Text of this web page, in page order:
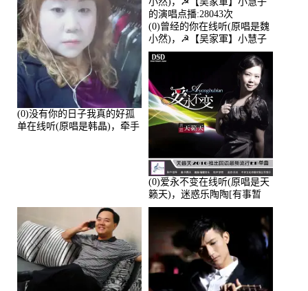
(0)没有你的日子我真的好孤
单在线听(原唱是韩晶)，牵手
(0)曾经的你在线听(原唱是魏
小然)，☭【吴家軍】小慧子
的演唱点播:28043次
(0)爱永不变在线听(原唱是天
籁天)，迷惑乐陶陶[有事暂
离]演唱点播:27678次